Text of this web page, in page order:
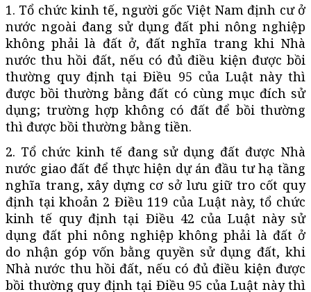
1. Tổ chức kinh tế, người gốc Việt Nam định cư ở
nước ngoài đang sử dụng đất phi nông nghiệp
không phải là đất ở, đất nghĩa trang khi Nhà
nước thu hồi đất, nếu có đủ điều kiện được bồi
thường quy định tại Điều 95 của Luật này thì
được bồi thường bằng đất có cùng mục đích sử
dụng; trường hợp không có đất để bồi thường
thì được bồi thường bằng tiền.
2. Tổ chức kinh tế đang sử dụng đất được Nhà
nước giao đất để thực hiện dự án đầu tư hạ tầng
nghĩa trang, xây dựng cơ sở lưu giữ tro cốt quy
định tại khoản 2 Điều 119 của Luật này, tổ chức
kinh tế quy định tại Điều 42 của Luật này sử
dụng đất phi nông nghiệp không phải là đất ở
do nhận góp vốn bằng quyền sử dụng đất, khi
Nhà nước thu hồi đất, nếu có đủ điều kiện được
bồi thường quy định tại Điều 95 của Luật này thì